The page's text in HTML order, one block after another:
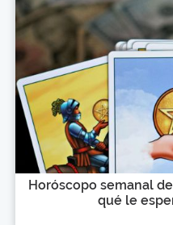
Horóscopo semanal
qué le